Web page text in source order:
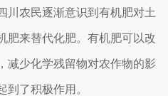
川农民逐渐意识到有机肥对土
肥来替代化肥。有机肥可以改
减少化学残留物对农作物的影
到了积极作用。